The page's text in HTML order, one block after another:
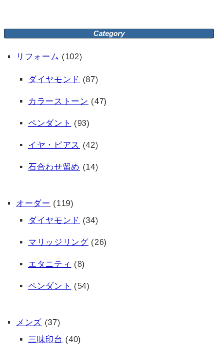
Category
リフォーム (102)
ダイヤモンド (87)
カラーストーン (47)
ペンダント (93)
イヤ・ピアス (42)
石合わせ留め (14)
オーダー (119)
ダイヤモンド (34)
マリッジリング(26)
エタニティ (8)
ペンダント (54)
メンズ (37)
三味印台 (40)